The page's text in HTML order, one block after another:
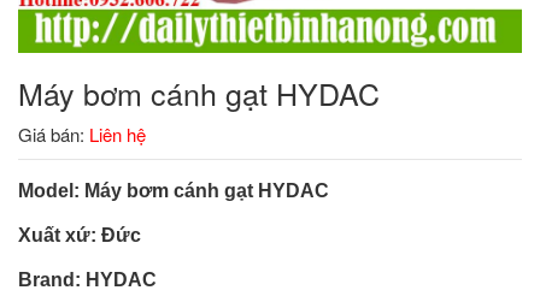
Máy bơm cánh gạt HYDAC
Giá bán: Liên hệ
Model: Máy bơm cánh gạt HYDAC
Xuất xứ: Đức
Brand: HYDAC